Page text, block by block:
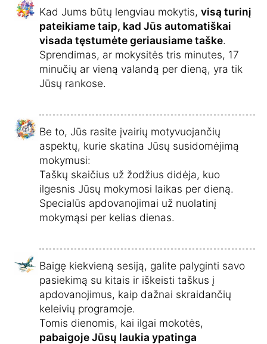
Kad Jums būtų lengviau mokytis, visą turinį
pateikiame taip, kad Jūs automatiškai
visada tęstumėte geriausiame taške.
Sprendimas, ar mokysitės tris minutes, 17
minučių ar vieną valandą per dieną, yra tik
Jūsų rankose.
Be to, Jūs rasite įvairių motyvuojančių
aspektų, kurie skatina Jūsų susidomėjimą
mokymusi:
Taškų skaičius už žodžius didėja, kuo
ilgesnis Jūsų mokymosi laikas per dieną.
Specialūs apdovanojimai už nuolatinį
mokymąsi per kelias dienas.
Baigę kiekvieną sesiją, galite palyginti savo
pasiekimą su kitais ir iškeisti taškus į
apdovanojimus, kaip dažnai skraidančių
keleivių programoje.
Tomis dienomis, kai ilgai mokotės,
pabaigoje Jūsų laukia ypatinga